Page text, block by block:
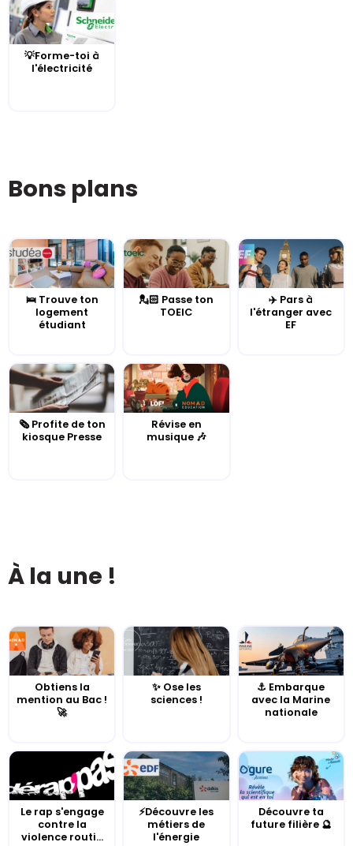
💡Forme-toi à
l'électricité
Bons plans
🛌 Trouve ton
logement
étudiant
💂🏻 Passe ton
TOEIC
✈️ Pars à
l'étranger avec
EF
🗞️ Profite de ton
kiosque Presse
Révise en
musique 🎶
À la une !
Obtiens la
mention au Bac !
🚀
✨ Ose les
sciences !
⚓️ Embarque
avec la Marine
nationale
Le rap s'engage
contre la
violence routi...
⚡Découvre les
métiers de
l'énergie
Découvre ta
future filière 🔮